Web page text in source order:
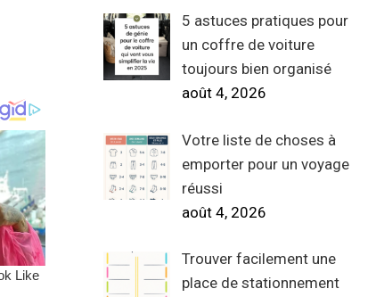
5 astuces pratiques pour
un coffre de voiture
toujours bien organisé
août 4, 2026
Votre liste de choses à
emporter pour un voyage
réussi
août 4, 2026
Trouver facilement une
place de stationnement